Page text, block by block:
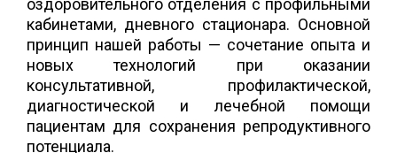
оздоровительного отделения с профильными
кабинетами, дневного стационара. Основной
принцип нашей работы — сочетание опыта и
новых технологий при оказании
консультативной, профилактической,
диагностической и лечебной помощи
пациентам для сохранения репродуктивного
потенциала.